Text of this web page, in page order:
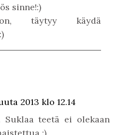
sinne!:)
täytyy käydä
2013 klo 12.14
Suklaa teetä ei olekaan